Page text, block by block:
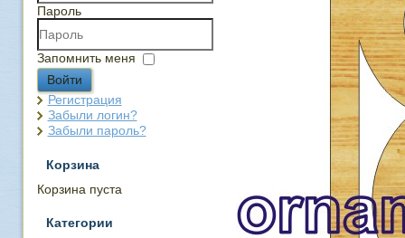
Пароль
Запомнить меня
Войти
Регистрация
Забыли логин?
Забыли пароль?
Корзина
Корзина пуста
Категории